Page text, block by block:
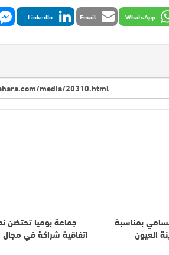
WhatsApp
Email
LinkedIn
بمناسبة
العيون
جماعة بوميا تحتضن
اتفاقية شراكة في